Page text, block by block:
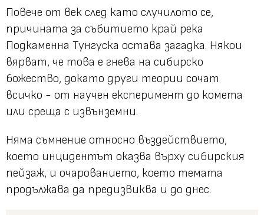
Повече от век след като случилото се,
причината за събитието край река
Подкаменна Тунгуска остава загадка. Някои
вярват, че това е гнева на сибирско
божество, докато други теории сочат
всичко - от научен експеримент до комета
или среща с извънземни.
Няма съмнение относно въздействието,
което инцидентът оказва върху сибирския
пейзаж, и очарованието, което темата
продължава да предизвиква и до днес.